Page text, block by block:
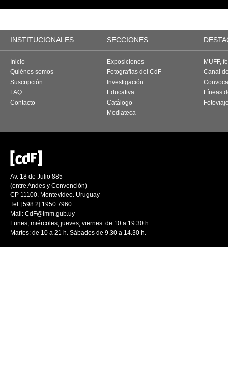
INSTITUCIONALES SECCIONES
Inicio
Quiénes somos
Suscripción
FAQ
Contacto
Exposiciones
Fotografías del CdF
Investigación
Educativa
Catálogo
Mediateca
MUFF,
Canal
Líneas
Av. 18 de Julio 885
(entre Andes y Convención)
CP 11100. Montevideo. Uruguay
Tel: [598 2] 1950 7960
Mail: CdF@imm.gub.uy
Lunes, miércoles, jueves, viernes: de 10 a 19.30 h.
Martes: de 10 a 21 h. Sábados de 9.30 a 14.30 h.